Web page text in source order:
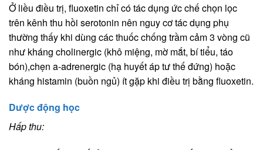
Ở liều điều trị, fluoxetin chỉ có tác dụng ức chế chọn lọc
trên kênh thu hồi serotonin nên nguy cơ tác dụng phụ
thường thấy khi dùng các thuốc chống trầm cảm 3 vòng cũ
như kháng cholinergic (khô miệng, mờ mắt, bí tiểu, táo
bón),chẹn a-adrenergic (hạ huyết áp tư thế đứng) hoặc
kháng histamin (buồn ngủ) ít gặp khi điều trị bằng fluoxetin.
Dược động học
Hấp thu: